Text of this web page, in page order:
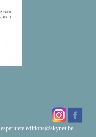
esperluete.editions@skynet.be